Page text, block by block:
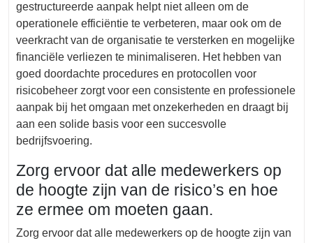
gestructureerde aanpak helpt niet alleen om de
operationele efficiëntie te verbeteren, maar ook om de
veerkracht van de organisatie te versterken en mogelijke
financiële verliezen te minimaliseren. Het hebben van
goed doordachte procedures en protocollen voor
risicobeheer zorgt voor een consistente en professionele
aanpak bij het omgaan met onzekerheden en draagt bij
aan een solide basis voor een succesvolle
bedrijfsvoering.
Zorg ervoor dat alle medewerkers op
de hoogte zijn van de risico’s en hoe
ze ermee om moeten gaan.
Zorg ervoor dat alle medewerkers op de hoogte zijn van